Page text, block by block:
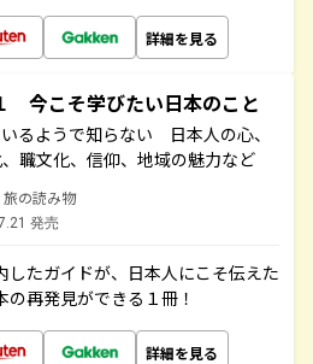
詳細を見る
今こそ学びたい日本のこと
るようで知らない 日本人の心、
職文化、信仰、地域の魅力など
旅の読み物
発売
したガイドが、日本人にこそ伝えた
再発見ができる１冊！
詳細を見る